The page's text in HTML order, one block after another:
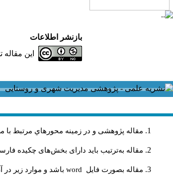
بازنشر اطلاعات
این
مقاله پژوهشی و در زمینه محورهاي مرتبط
مقاله به‌ترتیب باید دارای بخش‌های چکیده
مقاله بصورت فايل word باشد و موارد زير